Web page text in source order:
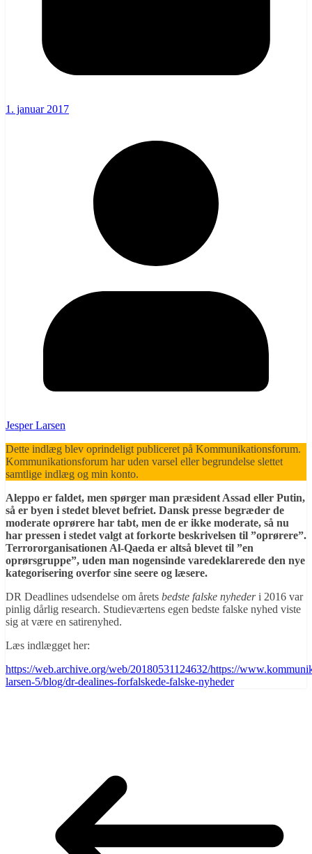
1. januar 2017
Jesper Larsen
Dette indlæg blev oprindeligt publiceret på Kommunikationsforum.
Kommunikationsforum har uden varsel eller begrundelse slettet
samtlige indlæg og min konto.
Aleppo er faldet, men spørger man præsident Assad eller Putin,
så er byen i stedet blevet befriet. Dansk presse begræder de
moderate oprørere har tabt, men de er ikke moderate, så nu
har pressen i stedet valgt at forkorte beskrivelsen til ”oprørere”.
Terrororganisationen Al-Qaeda er altså blevet til ”en
oprørsgruppe”, uden man nogensinde varedeklarerede den nye
kategorisering overfor sine seere og læsere.
DR Deadlines udsendelse om årets bedste falske nyhederi 2016 var
pinlig dårlig research. Studieværtens egen bedste falske nyhed viste
sig at være en satirenyhed.
Læs indlægget her:
https://web.archive.org/web/20180531124632/https://
larsen-5/blog/dr-dealines-forfalskede-falske-nyheder